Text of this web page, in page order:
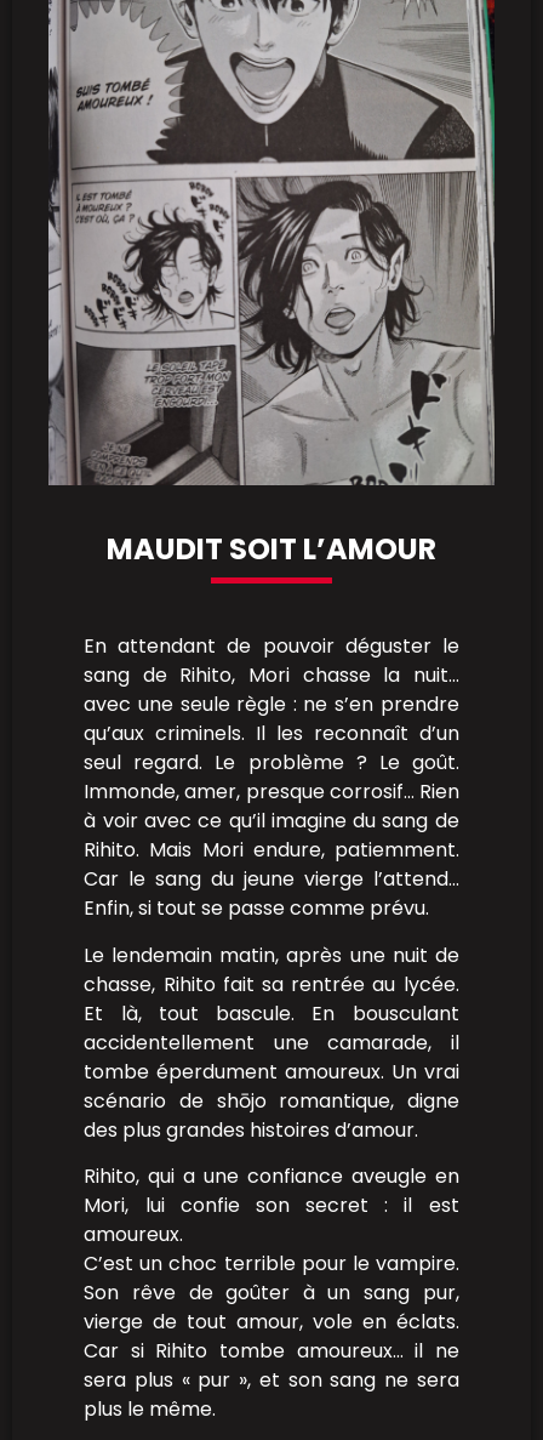
MAUDIT SOIT L’AMOUR
En attendant de pouvoir déguster le
sang de Rihito, Mori chasse la nuit…
avec une seule règle : ne s’en prendre
qu’aux criminels. Il les reconnaît d’un
seul regard. Le problème ? Le goût.
Immonde, amer, presque corrosif… Rien
à voir avec ce qu’il imagine du sang de
Rihito. Mais Mori endure, patiemment.
Car le sang du jeune vierge l’attend…
Enfin, si tout se passe comme prévu.
Le lendemain matin, après une nuit de
chasse, Rihito fait sa rentrée au lycée.
Et là, tout bascule. En bousculant
accidentellement une camarade, il
tombe éperdument amoureux. Un vrai
scénario de shōjo romantique, digne
des plus grandes histoires d’amour.
Rihito, qui a une confiance aveugle en
Mori, lui confie son secret : il est
amoureux.
C’est un choc terrible pour le vampire.
Son rêve de goûter à un sang pur,
vierge de tout amour, vole en éclats.
Car si Rihito tombe amoureux… il ne
sera plus « pur », et son sang ne sera
plus le même.